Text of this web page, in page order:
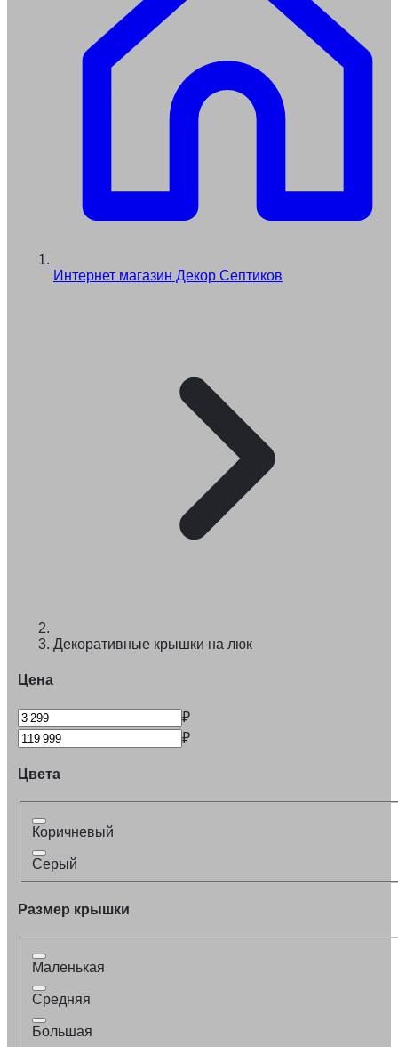
Интернет магазин Декор Септиков
Декоративные крышки на люк
Цена
₽
₽
Цвета
Коричневый
Серый
Размер крышки
Маленькая
Средняя
Большая